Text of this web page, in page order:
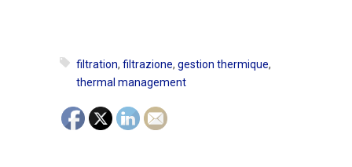
filtration, filtrazione, gestion thermique,
thermal management